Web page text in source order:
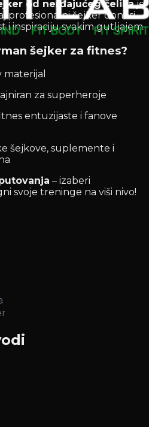
od nerđajućeg čelikaje
profesionalni šejker donosi
i inspiraciju svakim gutljajem.
šejker za fitnes?
materijal
za superheroje
entuzijaste i fanove
šejkove, suplemente i
– izaberi
svoje treninge na viši nivo!